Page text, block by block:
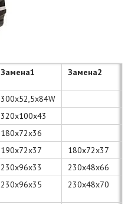
Замена1 Замена2
300x52,5x84W
320x100x43
180x72x36
190x72x37
180x72x37
230x96x33
230x48x66
230x96x35 230x48x70